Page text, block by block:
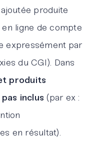
produite
ligne de compte
expressément par
du CGI). Dans
produits
inclus (par ex :
en résultat).